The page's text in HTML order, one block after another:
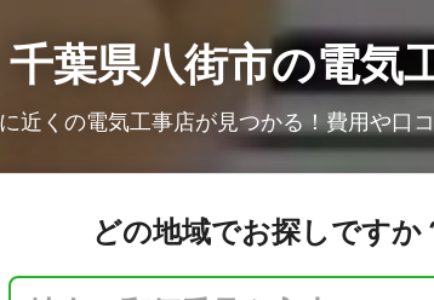
千葉県八街市の電気
近くの電気工事店が見つかる！費用や口
どの地域でお探しですか